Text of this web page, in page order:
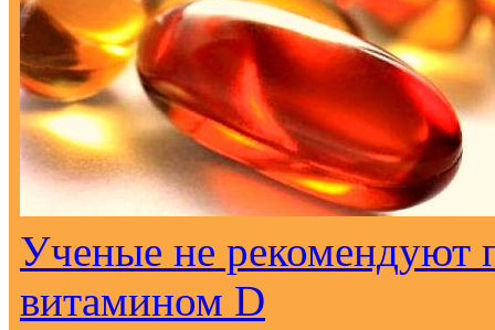
Ученые не рекомендуют
витамином D